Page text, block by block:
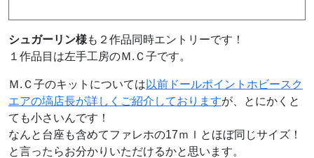
シュガーリン様も２作品同時エントリーです！
１作品目は左手工房のＭ.Ｃ子です。
Ｍ.Ｃ子のキットについては 以前ドールポイントホビースク
エアの塙店長が詳しくご紹介しておりますが、とにかくと
ても小さいんです！
なんと台座も含めてファレホの17ｍｌとほぼ同じサイズ！
と言ったらお分かりいただけるかと思います。